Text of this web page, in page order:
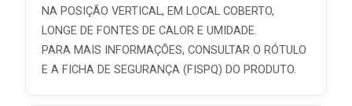
NA POSIÇÃO VERTICAL, EM LOCAL COBERTO,
LONGE DE FONTES DE CALOR E UMIDADE.
PARA MAIS INFORMAÇÕES, CONSULTAR O RÓTULO
E A FICHA DE SEGURANÇA (FISPQ) DO PRODUTO.